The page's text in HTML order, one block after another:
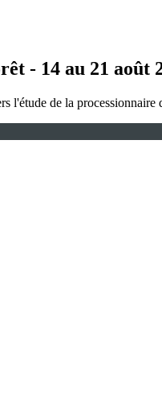
- 14 au 21 août
l'étude de la